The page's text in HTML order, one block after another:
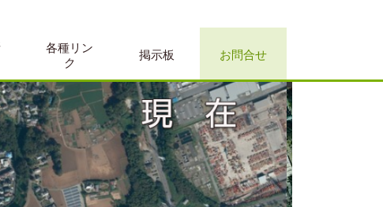
各種リン
ク
掲示板 お問合せ